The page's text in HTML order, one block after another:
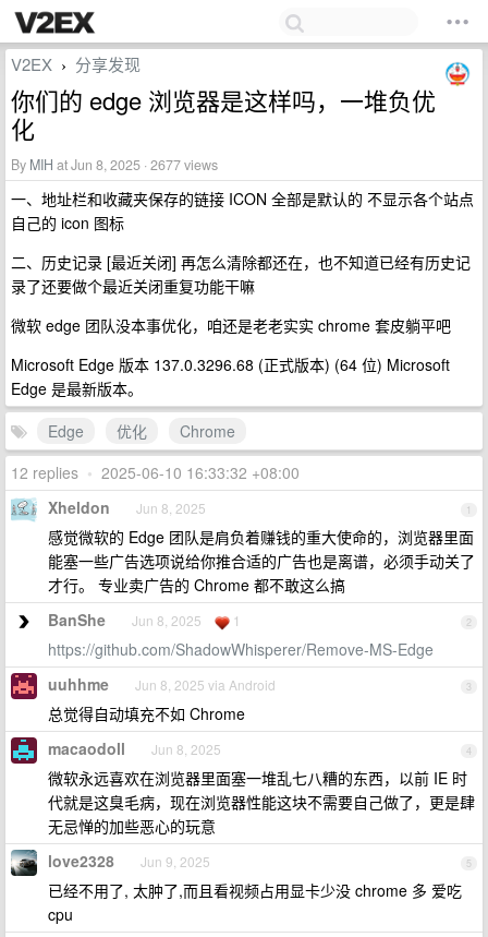
V2EX › 分享发现
你们的 edge 浏览器是这样吗，一堆负优
化
By MIH at Jun 8, 2025 · 2677 views
一、地址栏和收藏夹保存的链接 ICON 全部是默认的 不显示各个站点
自己的 icon 图标
二、历史记录 [最近关闭] 再怎么清除都还在，也不知道已经有历史记
录了还要做个最近关闭重复功能干嘛
微软 edge 团队没本事优化，咱还是老老实实 chrome 套皮躺平吧
Microsoft Edge 版本 137.0.3296.68 (正式版本) (64 位) Microsoft
Edge 是最新版本。
Edge
优化
Chrome
12 replies • 2025-06-10 16:33:32 +08:00
1
Xheldon Jun 8, 2025
感觉微软的 Edge 团队是肩负着赚钱的重大使命的，浏览器里面
能塞一些广告选项说给你推合适的广告也是离谱，必须手动关了
才行。 专业卖广告的 Chrome 都不敢这么搞
2
BanShe Jun 8, 2025 1
https://github.com/ShadowWhisperer/Remove-MS-Edge
3
uuhhme Jun 8, 2025 via Android
总觉得自动填充不如 Chrome
4
macaodoll Jun 8, 2025
微软永远喜欢在浏览器里面塞一堆乱七八糟的东西，以前 IE 时
代就是这臭毛病，现在浏览器性能这块不需要自己做了，更是肆
无忌惮的加些恶心的玩意
5
love2328 Jun 9, 2025
已经不用了, 太肿了,而且看视频占用显卡少没 chrome 多 爱吃
cpu